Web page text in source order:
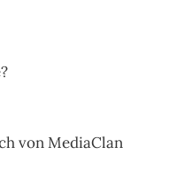
von MediaClan